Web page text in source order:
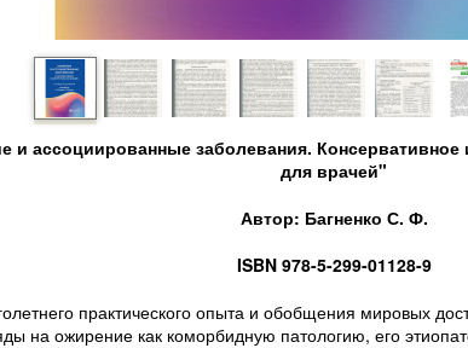
и ассоциированные заболевания. Консервативное
для врачей"
Автор: Багненко С. Ф.
ISBN 978-5-299-01128-9
практического опыта и обобщения мировых
на ожирение как коморбидную патологию, его